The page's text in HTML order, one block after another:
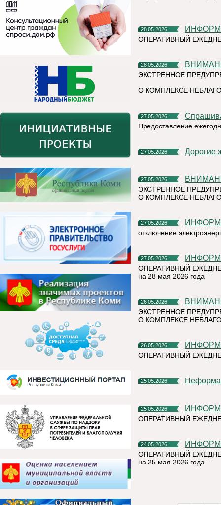
28.05.2026
ОПЕРАТИВНЫЙ
28.05.2026
ЭКСТРЕННОЕ
О КОМПЛЕКСЕ
27.05.2026
Предоставление
27.05.2026 Дорогие
27.05.2026
ЭКСТРЕННОЕ
О КОМПЛЕКСЕ
27.05.2026
отключение
27.05.2026
ОПЕРАТИВНЫЙ
на 28 мая 2026 года
26.05.2026
ЭКСТРЕННОЕ
О КОМПЛЕКСЕ
26.05.2026
ОПЕРАТИВНЫЙ
25.05.2026
25.05.2026
ОПЕРАТИВНЫЙ
24.05.2026
ОПЕРАТИВНЫЙ
на 25 мая 2026 года